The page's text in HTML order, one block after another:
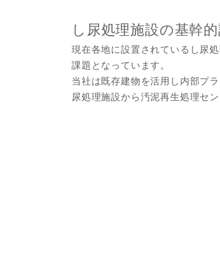
し尿処理施設の基幹
現在各地に設置されているし尿
課題となっています。
当社は既存建物を活用し内部プ
尿処理施設から汚泥再生処理セ